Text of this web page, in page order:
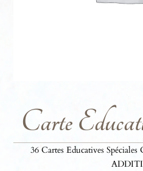
Carte
36 Cartes Educatives